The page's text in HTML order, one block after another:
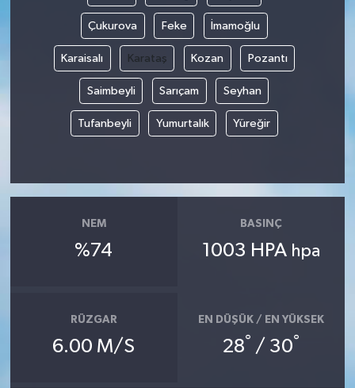
Çukurova Feke İmamoğlu
Karaisalı Karataş Kozan Pozantı
Saimbeyli Sarıçam Seyhan
Tufanbeyli Yumurtalık Yüreğir
NEM
%74
BASINÇ
1003 HPA hpa
RÜZGAR
6.00 M/S
EN DÜŞÜK / EN YÜKSEK
28° / 30°